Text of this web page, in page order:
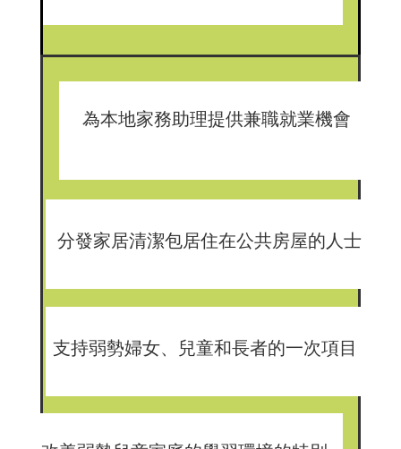
為本地家務助理提供兼職就業機會
分發家居清潔包居住在公共房屋的人士
支持弱勢婦女、兒童和長者的一次項目